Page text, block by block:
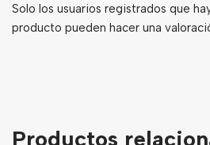
Solo los usuarios registrados que
producto pueden hacer una
Productos